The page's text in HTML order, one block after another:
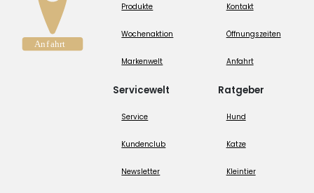
Produkte
Wochenaktion
Markenwelt
Servicewelt
Service
Kundenclub
Newsletter
Kontakt
Öffnungszeiten
Anfahrt
Ratgeber
Hund
Katze
Kleintier